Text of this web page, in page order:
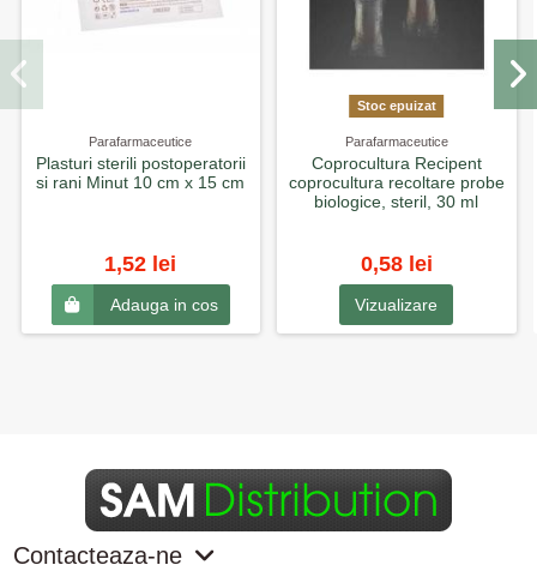
Parafarmaceutice
Plasturi sterili postoperatorii
si rani Minut 10 cm x 15 cm
1,52 lei
Adauga in cos
Stoc epuizat
Parafarmaceutice
Coprocultura Recipent
coprocultura recoltare probe
biologice, steril, 30 ml
0,58 lei
Vizualizare
Contacteaza-ne